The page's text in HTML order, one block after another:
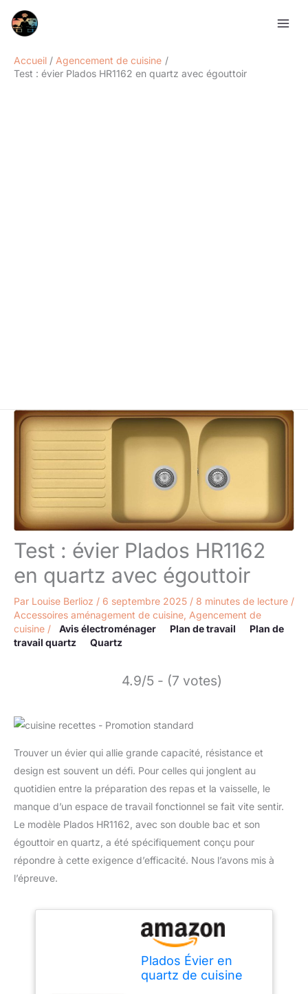
Accueil
Agencement de cuisine
Test : évier Plados HR1162 en quartz avec égouttoir
Test : évier Plados HR1162
en quartz avec égouttoir
Par Louise Berlioz / 6 septembre 2025 / 8 minutes de lecture /
Accessoires aménagement de cuisine Agencement de
cuisine / Avis électroménager Plan de travail
Plan de
travail quartz
Quartz
4.9/5 - (7 votes)
Trouver un évier qui allie grande capacité, résistance et
design est souvent un défi. Pour celles qui jonglent au
quotidien entre la préparation des repas et la vaisselle, le
manque d’un espace de travail fonctionnel se fait vite sentir.
Le modèle Plados HR1162, avec son double bac et son
égouttoir en quartz, a été spécifiquement conçu pour
répondre à cette exigence d’efficacité. Nous l’avons mis à
l’épreuve.
Plados Évier en
quartz de cuisine
Rechercher